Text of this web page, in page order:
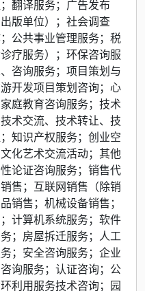
翻译服务；广告发布
版单位）；社会调查
公共事业管理服务；税
疗服务）；环保咨询服
咨询服务；项目策划与
开发项目策划咨询；心
庭教育咨询服务；技术
术交流、技术转让、技
知识产权服务；创业空
化艺术交流活动；其他
论证咨询服务；销售代
售；互联网销售（除销
销售；机械设备销售；
计算机系统服务；软件
；房屋拆迁服务；人工
；安全咨询服务；企业
询服务；认证咨询；公
利用服务技术咨询；园